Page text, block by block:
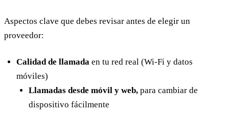
Aspectos clave que debes revisar antes de elegir un
proveedor:
Calidad de llamada en tu red real (Wi-Fi y datos
móviles)
Llamadas desde móvil y web, para cambiar de
dispositivo fácilmente